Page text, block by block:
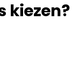
kiezen?